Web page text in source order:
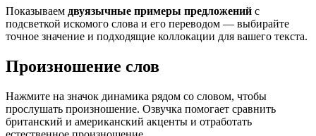
Показываем двуязычные примеры предложений с
подсветкой искомого слова и его переводом — выбирайте
точное значение и подходящие коллокации для вашего текста.
Произношение слов
Нажмите на значок динамика рядом со словом, чтобы
прослушать произношение. Озвучка помогает сравнить
британский и американский акценты и отработать